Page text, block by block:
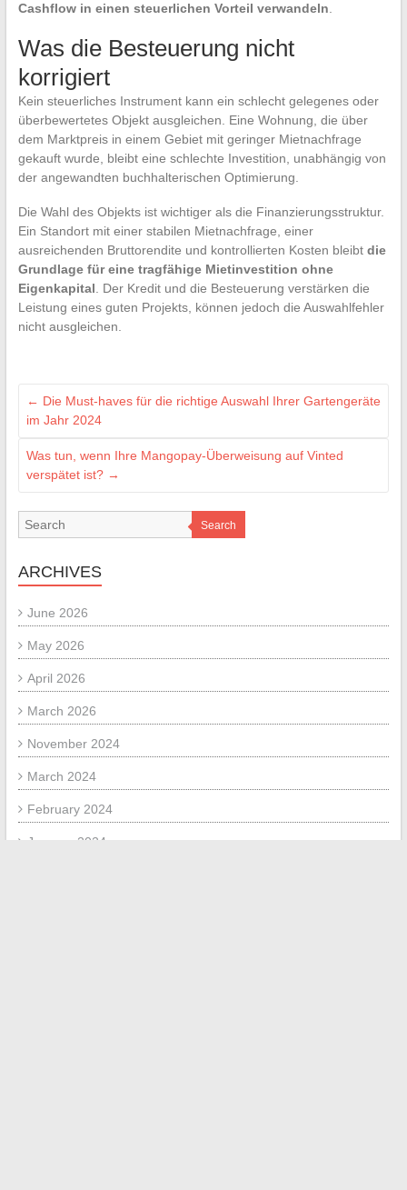
Cashflow in einen steuerlichen Vorteil verwandeln.
Was die Besteuerung nicht
korrigiert
Kein steuerliches Instrument kann ein schlecht gelegenes oder
überbewertetes Objekt ausgleichen. Eine Wohnung, die über
dem Marktpreis in einem Gebiet mit geringer Mietnachfrage
gekauft wurde, bleibt eine schlechte Investition, unabhängig von
der angewandten buchhalterischen Optimierung.
Die Wahl des Objekts ist wichtiger als die Finanzierungsstruktur.
Ein Standort mit einer stabilen Mietnachfrage, einer
ausreichenden Bruttorendite und kontrollierten Kosten bleibt die
Grundlage für eine tragfähige Mietinvestition ohne
Eigenkapital. Der Kredit und die Besteuerung verstärken die
Leistung eines guten Projekts, können jedoch die Auswahlfehler
nicht ausgleichen.
← Die Must-haves für die richtige Auswahl Ihrer Gartengeräte
im Jahr 2024
Was tun, wenn Ihre Mangopay-Überweisung auf Vinted
verspätet ist? →
Search
ARCHIVES
June 2026
May 2026
April 2026
March 2026
November 2024
March 2024
February 2024
January 2024